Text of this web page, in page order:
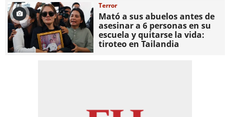
Terror
Mató a sus abuelos antes de
asesinar a 6 personas en su
escuela y quitarse la vida:
tiroteo en Tailandia